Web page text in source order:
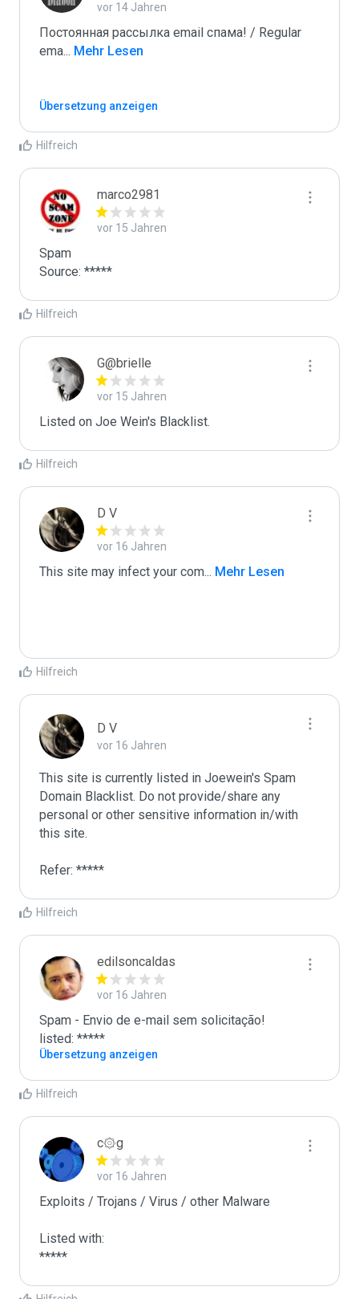
vor 14 Jahren
Постоянная рассылка email спама! / Regular
ema... Mehr Lesen
Übersetzung anzeigen
Hilfreich
marco2981
vor 15 Jahren
Spam
Source: *****
Hilfreich
G@brielle
vor 15 Jahren
Listed on Joe Wein's Blacklist.
Hilfreich
D V
vor 16 Jahren
This site may infect your com... Mehr Lesen
Hilfreich
D V
vor 16 Jahren
This site is currently listed in Joewein's Spam
Domain Blacklist. Do not provide/share any
personal or other sensitive information in/with
this site.
Refer: *****
Hilfreich
edilsoncaldas
vor 16 Jahren
Spam - Envio de e-mail sem solicitação!
listed: *****
Übersetzung anzeigen
Hilfreich
c۞g
vor 16 Jahren
Exploits / Trojans / Virus / other Malware
Listed with:
*****